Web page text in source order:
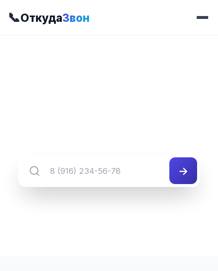
📞ОткудаЗвон
→